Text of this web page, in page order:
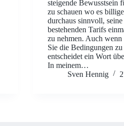
steigende Bewusstsein
zu schauen wo es
durchaus sinnvoll,
bestehenden Tarifs
zu nehmen. Auch wenn
Sie die Bedingungen
entscheidet ein Wort
In meinem…
Sven Hennig